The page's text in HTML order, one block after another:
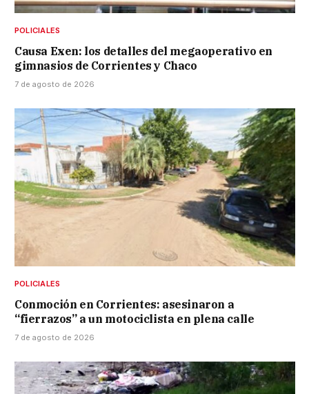
POLICIALES
Causa Exen: los detalles del megaoperativo en
gimnasios de Corrientes y Chaco
7 de agosto de 2026
POLICIALES
Conmoción en Corrientes: asesinaron a
“fierrazos” a un motociclista en plena calle
7 de agosto de 2026